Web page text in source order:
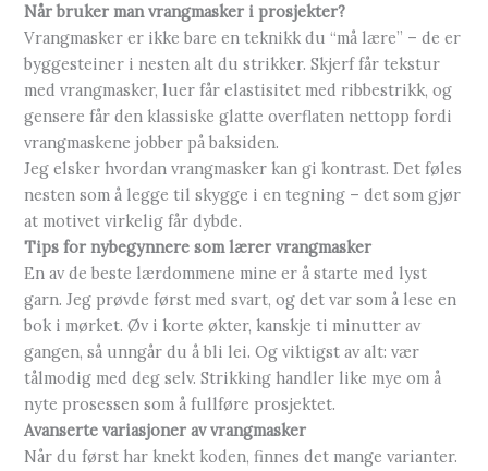
Når bruker man vrangmasker i prosjekter?
Vrangmasker er ikke bare en teknikk du “må lære” – de er
byggesteiner i nesten alt du strikker. Skjerf får tekstur
med vrangmasker, luer får elastisitet med ribbestrikk, og
gensere får den klassiske glatte overflaten nettopp fordi
vrangmaskene jobber på baksiden.
Jeg elsker hvordan vrangmasker kan gi kontrast. Det føles
nesten som å legge til skygge i en tegning – det som gjør
at motivet virkelig får dybde.
Tips for nybegynnere som lærer vrangmasker
En av de beste lærdommene mine er å starte med lyst
garn. Jeg prøvde først med svart, og det var som å lese en
bok i mørket. Øv i korte økter, kanskje ti minutter av
gangen, så unngår du å bli lei. Og viktigst av alt: vær
tålmodig med deg selv. Strikking handler like mye om å
nyte prosessen som å fullføre prosjektet.
Avanserte variasjoner av vrangmasker
Når du først har knekt koden, finnes det mange varianter.